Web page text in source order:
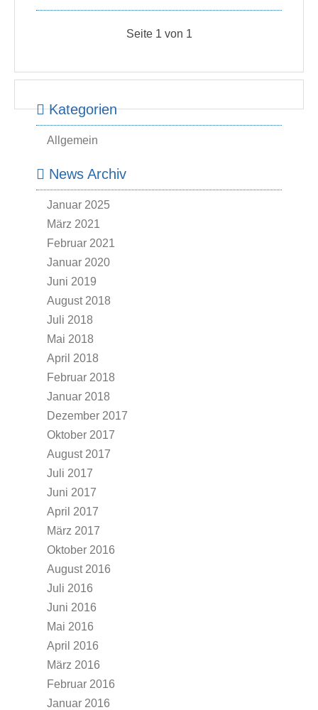
Seite 1 von 1
Kategorien
Allgemein
News Archiv
Januar 2025
März 2021
Februar 2021
Januar 2020
Juni 2019
August 2018
Juli 2018
Mai 2018
April 2018
Februar 2018
Januar 2018
Dezember 2017
Oktober 2017
August 2017
Juli 2017
Juni 2017
April 2017
März 2017
Oktober 2016
August 2016
Juli 2016
Juni 2016
Mai 2016
April 2016
März 2016
Februar 2016
Januar 2016